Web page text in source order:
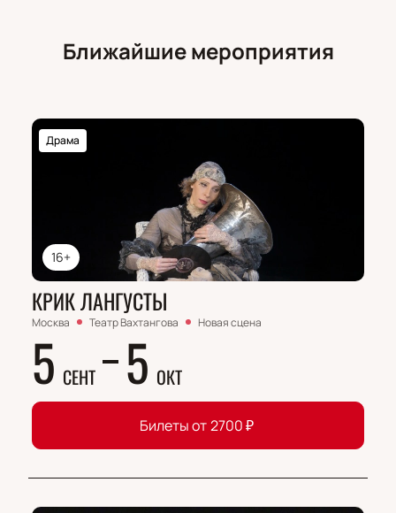
Ближайшие мероприятия
16+
Драма
КРИК ЛАНГУСТЫ
Москва Театр Вахтангова Новая сцена
5 СЕНТ 5 ОКТ
Билеты от 2700₽